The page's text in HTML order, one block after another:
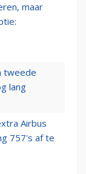
maar
tweede
lang
Airbus
757's af te